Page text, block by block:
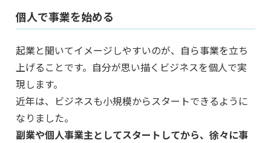
個人で事業を始める
起業と聞いてイメージしやすいのが、自ら事業を立ち
上げることです。自分が思い描くビジネスを個人で実
現します。
近年は、ビジネスも小規模からスタートできるように
なりました。
副業や個人事業主としてスタートしてから、徐々に事